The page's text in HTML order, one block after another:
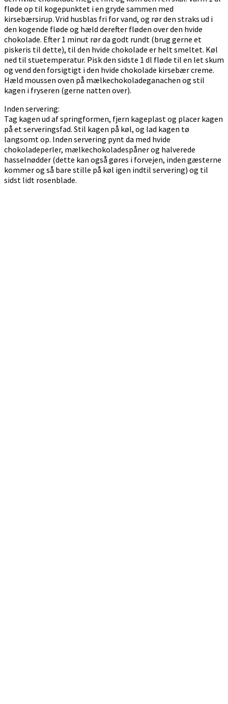
fløde op til kogepunktet i en gryde sammen med
kirsebærsirup. Vrid husblas fri for vand, og rør den straks ud i
den kogende fløde og hæld derefter fløden over den hvide
chokolade. Efter 1 minut rør da godt rundt (brug gerne et
piskeris til dette), til den hvide chokolade er helt smeltet. Køl
ned til stuetemperatur. Pisk den sidste 1 dl fløde til en let skum
og vend den forsigtigt i den hvide chokolade kirsebær creme.
Hæld moussen oven på mælkechokoladeganachen og stil
kagen i fryseren (gerne natten over).
Inden servering:
Tag kagen ud af springformen, fjern kageplast og placer kagen
på et serveringsfad. Stil kagen på køl, og lad kagen tø
langsomt op. Inden servering pynt da med hvide
chokoladeperler, mælkechokoladespåner og halverede
hasselnødder (dette kan også gøres i forvejen, inden gæsterne
kommer og så bare stille på køl igen indtil servering) og til
sidst lidt rosenblade.